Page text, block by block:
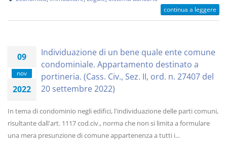
continua a leggere
09
nov
2022
Individuazione di un bene quale ente comune
condominiale. Appartamento destinato a
portineria. (Cass. Civ., Sez. II, ord. n. 27407 del
20 settembre 2022)
In tema di condominio negli edifici, l'individuazione delle parti comuni,
risultante dall'art. 1117 cod.civ., norma che non si limita a formulare
una mera presunzione di comune appartenenza a tutti i...